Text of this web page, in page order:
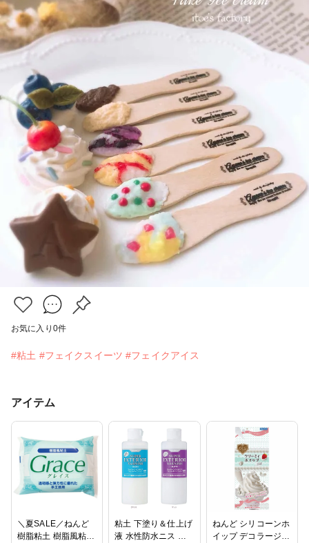
お気に入り 0件
#粘土 #フェイクスイーツ #フェイクアイス
アイテム
＼夏SALE／ねんど
樹脂粘土 樹脂風粘土
粘土 下塗り＆仕上げ
液 水性防水ニス ス
ねんど シリコーンホ
イップ デコラージュ